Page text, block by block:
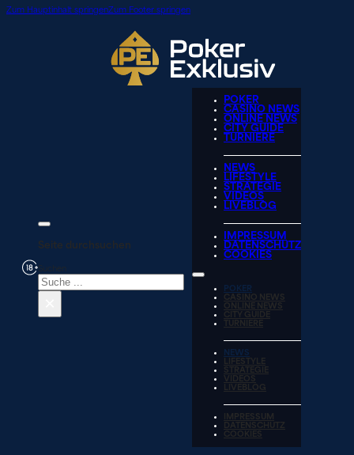
Zum Hauptinhalt springenZum Footer springen
Seite durchsuchen
POKER
CASINO NEWS
ONLINE NEWS
CITY GUIDE
TURNIERE
NEWS
LIFESTYLE
STRATEGIE
VIDEOS
LIVEBLOG
IMPRESSUM
DATENSCHUTZ
COOKIES
POKER
CASINO NEWS
ONLINE NEWS
CITY GUIDE
TURNIERE
NEWS
LIFESTYLE
STRATEGIE
VIDEOS
LIVEBLOG
IMPRESSUM
DATENSCHUTZ
COOKIES